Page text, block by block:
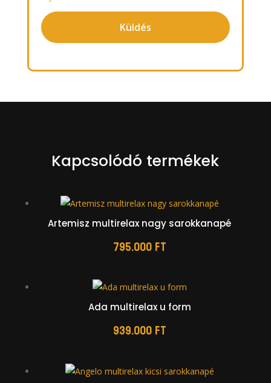
Kapcsolódó termékek
Artemisz multirelax nagy sarokkanapé
795.000Ft
Ada multirelax u form
939.000Ft